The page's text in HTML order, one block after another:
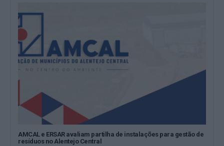
AMCAL e ERSAR avaliam partilha de instalações para gestão de
resíduos no Alentejo Central